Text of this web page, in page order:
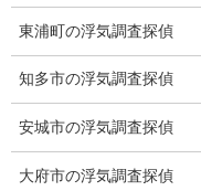
総合探
東浦町の浮気調査探偵
知多市の浮気調査探偵
安城市の浮気調査探偵
大府市の浮気調査探偵